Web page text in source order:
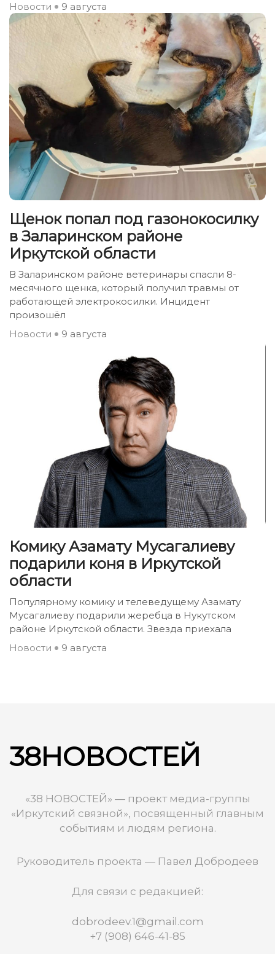
Новости
9 августа
Щенок попал под газонокосилку
в Заларинском районе
Иркутской области
В Заларинском районе ветеринары спасли 8-
месячного щенка, который получил травмы от
работающей электрокосилки. Инцидент
произошёл
Новости
9 августа
Комику Азамату Мусагалиеву
подарили коня в Иркутской
области
Популярному комику и телеведущему Азамату
Мусагалиеву подарили жеребца в Нукутском
районе Иркутской области. Звезда приехала
Новости
9 августа
38НОВОСТЕЙ
«38 НОВОСТЕЙ» — проект медиа-группы
«Иркутский связной», посвященный главным
событиям и людям региона.
Руководитель проекта — Павел Добродеев
Для связи с редакцией:
dobrodeev.1@gmail.com
+7 (908) 646-41-85